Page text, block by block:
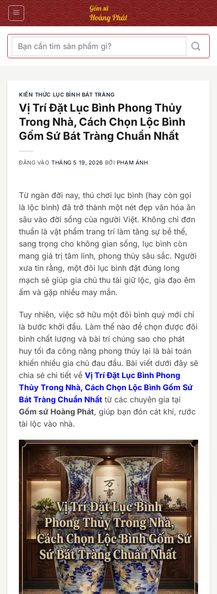
Bỏ
qua
Tìm
kiếm:
KIẾN THỨC LỤC BÌNH BÁT TRÀNG
Vị Trí Đặt Lục Bình Phong Thủy
Trong Nhà, Cách Chọn Lộc Bình
Gốm Sứ Bát Tràng Chuẩn Nhất
ĐĂNG VÀOTHÁNG 5 19, 2026 BỞI PHẠM ÁNH
Từ ngàn đời nay, thú chơi lục bình (hay còn gọi
là lộc bình) đã trở thành một nét đẹp văn hóa ăn
sâu vào đời sống của người Việt. Không chỉ đơn
thuần là vật phẩm trang trí làm tăng sự bề thế,
sang trọng cho không gian sống, lục bình còn
mang giá trị tâm linh, phong thủy sâu sắc. Người
xưa tin rằng, một đôi lục bình đặt đúng long
mạch sẽ giúp gia chủ thu tài giữ lộc, gia đạo êm
ấm và gặp nhiều may mắn.
Tuy nhiên, việc sở hữu một đôi bình quý mới chỉ
là bước khởi đầu. Làm thế nào để chọn được đôi
bình chất lượng và bài trí chúng sao cho phát
huy tối đa công năng phong thủy lại là bài toán
khiến nhiều gia chủ đau đầu. Bài viết dưới đây sẽ
chia sẻ chi tiết về Vị Trí Đặt Lục Bình Phong
Thủy Trong Nhà, Cách Chọn Lộc Bình Gốm Sứ
Bát Tràng Chuẩn Nhất từ các chuyên gia tại
Gốm sứ Hoàng Phát, giúp bạn đón cát khí, rước
tài lộc vào nhà.